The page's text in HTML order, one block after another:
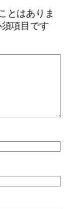
とはありま
項目です